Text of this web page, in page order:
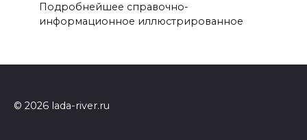
Подробнейшее справочно-
информационное иллюстрированное
© 2026 lada-river.ru